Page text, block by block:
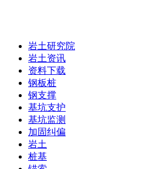
岩土研究院
岩土资讯
资料下载
钢板桩
钢支撑
基坑支护
基坑监测
加固纠偏
岩土
桩基